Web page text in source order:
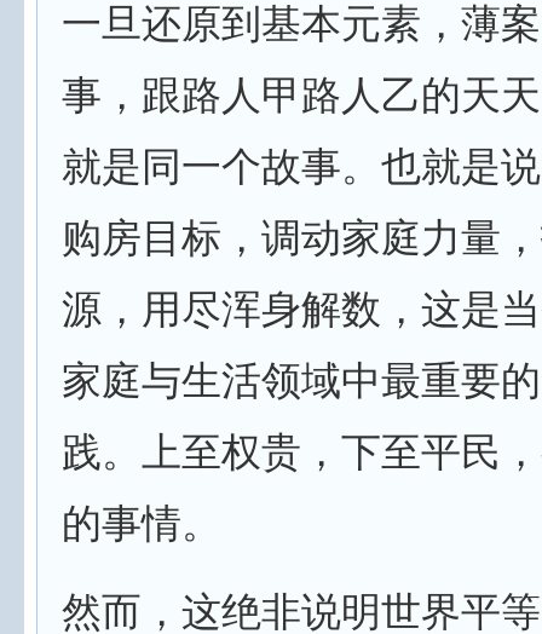
一旦还原到基本元素，薄
事，跟路人甲路人乙的天
就是同一个故事。也就是
购房目标，调动家庭力量
源，用尽浑身解数，这是
家庭与生活领域中最重要
践。上至权贵，下至平民
的事情。
然而，这绝非说明世界平